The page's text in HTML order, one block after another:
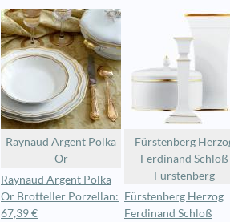
Raynaud Argent Polka
Or
Raynaud Argent Polka
Or Brotteller Porzellan:
67,39 €
Fürstenberg
Ferdinand Schloß
Fürstenberg
Fürstenberg Herzog
Ferdinand Schloß